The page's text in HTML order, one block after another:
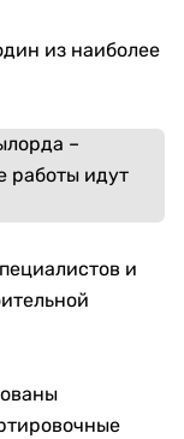
из наиболее
и